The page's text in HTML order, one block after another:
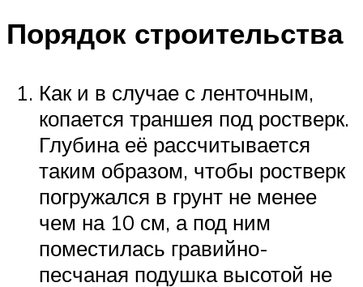
Порядок строительства
Как и в случае с ленточным,
копается траншея под ростверк.
Глубина её рассчитывается
таким образом, чтобы ростверк
погружался в грунт не менее
чем на 10 см, а под ним
поместилась гравийно-
песчаная подушка высотой не